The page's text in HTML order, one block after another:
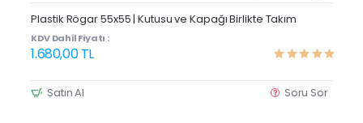
Plastik Rögar 55x55 | Kutusu ve Kapağı Birlikte Takım
KDV Dahil Fiyatı :
1.680,00 TL
Satın Al Soru Sor